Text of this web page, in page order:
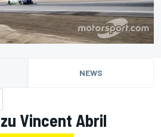
NEWS
Vincent Abril